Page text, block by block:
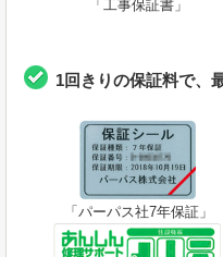
「工事保証書」
1回きりの保証料で、
「パーパス社7年保証」